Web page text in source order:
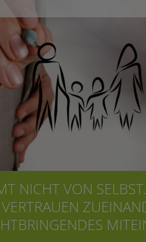
NICHT VON